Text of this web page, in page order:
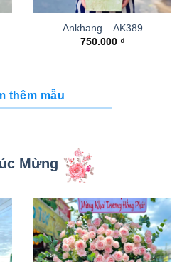
Ankhang – AK389
750.000 ₫
thêm mẫu
Mừng